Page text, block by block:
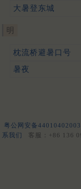
大暑登东城
明
枕流桥避暑口号
暑夜
粤公网安备
系我们
客服：+86 136